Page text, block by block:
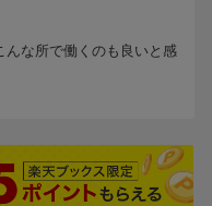
んな所で働くのも良いと感